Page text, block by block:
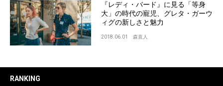
『レディ・バード』に見る「等身
大」の時代の寵児、グレタ・ガーウ
ィグの新しさと魅力
2018.06.01 森直人
RANKING